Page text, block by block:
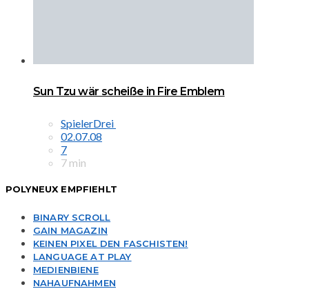
Sun Tzu wär scheiße in Fire Emblem
SpielerDrei
02.07.08
7
7 min
POLYNEUX EMPFIEHLT
BINARY SCROLL
GAIN MAGAZIN
KEINEN PIXEL DEN FASCHISTEN!
LANGUAGE AT PLAY
MEDIENBIENE
NAHAUFNAHMEN